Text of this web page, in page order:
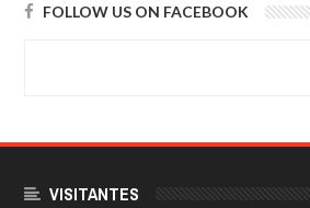
FOLLOW US ON FACEBOOK
VISITANTES